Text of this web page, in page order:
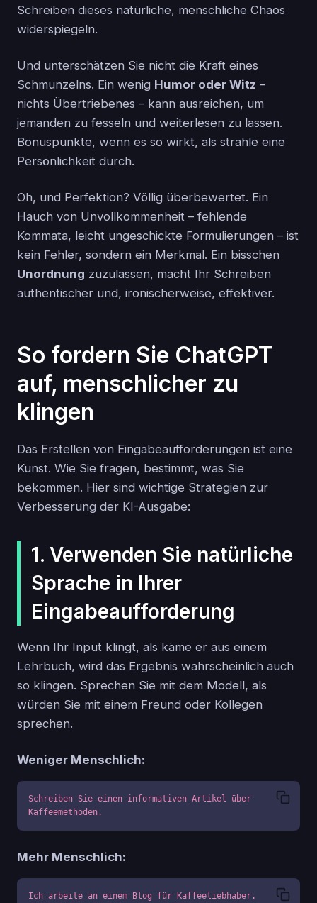
Schreiben dieses natürliche, menschliche Chaos
widerspiegeln.
Und unterschätzen Sie nicht die Kraft eines
Schmunzelns. Ein wenig Humor oder Witz –
nichts Übertriebenes – kann ausreichen, um
jemanden zu fesseln und weiterlesen zu lassen.
Bonuspunkte, wenn es so wirkt, als strahle eine
Persönlichkeit durch.
Oh, und Perfektion? Völlig überbewertet. Ein
Hauch von Unvollkommenheit – fehlende
Kommata, leicht ungeschickte Formulierungen – ist
kein Fehler, sondern ein Merkmal. Ein bisschen
Unordnung zuzulassen, macht Ihr Schreiben
authentischer und, ironischerweise, effektiver.
So fordern Sie ChatGPT
auf, menschlicher zu
klingen
Das Erstellen von Eingabeaufforderungen ist eine
Kunst. Wie Sie fragen, bestimmt, was Sie
bekommen. Hier sind wichtige Strategien zur
Verbesserung der KI-Ausgabe:
1. Verwenden Sie natürliche
Sprache in Ihrer
Eingabeaufforderung
Wenn Ihr Input klingt, als käme er aus einem
Lehrbuch, wird das Ergebnis wahrscheinlich auch
so klingen. Sprechen Sie mit dem Modell, als
würden Sie mit einem Freund oder Kollegen
sprechen.
Weniger Menschlich:
Schreiben Sie einen informativen Artikel über
Kaffeemethoden.
Mehr Menschlich:
Ich arbeite an einem Blog für Kaffeeliebhaber.